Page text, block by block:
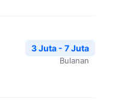
3 Juta - 7 Juta
Bulanan